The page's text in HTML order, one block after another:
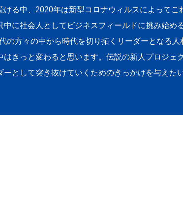
る中、2020年は新型コロナウィルスによってこ
に社会人としてビジネスフィールドに挑み始め
方々の中から時代を切り拓くリーダーとなる人
きっと変わると思います。伝説の新人プロジェ
として突き抜けていくためのきっかけを与えた